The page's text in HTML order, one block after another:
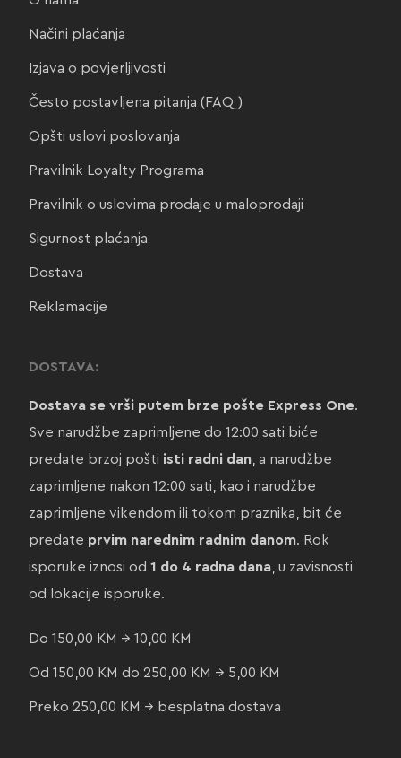
Načini plaćanja
Izjava o povjerljivosti
Često postavljena pitanja (FAQ)
Opšti uslovi poslovanja
Pravilnik Loyalty Programa
Pravilnik o uslovima prodaje u maloprodaji
Sigurnost plaćanja
Dostava
Reklamacije
DOSTAVA:
Dostava se vrši putem brze pošte Express One.
Sve narudžbe zaprimljene do 12:00 sati biće
predate brzoj pošti isti radni dan, a narudžbe
zaprimljene nakon 12:00 sati, kao i narudžbe
zaprimljene vikendom ili tokom praznika, bit će
predate prvim narednim radnim danom. Rok
isporuke iznosi od 1 do 4 radna dana, u zavisnosti
od lokacije isporuke.
Do 150,00 KM → 10,00 KM
Od 150,00 KM do 250,00 KM → 5,00 KM
Preko 250,00 KM → besplatna dostava